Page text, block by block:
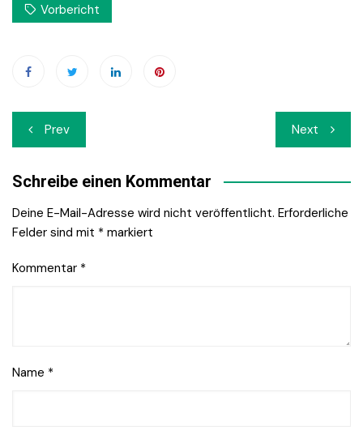
Vorbericht
Beitrags-
Navigation
Prev Next
Schreibe einen Kommentar
Deine E-Mail-Adresse wird nicht veröffentlicht. Erforderliche
Felder sind mit * markiert
Kommentar *
Name *